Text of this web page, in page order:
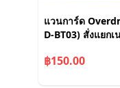
แวนการ์ด
D-BT03) สั่งแยก
฿150.00